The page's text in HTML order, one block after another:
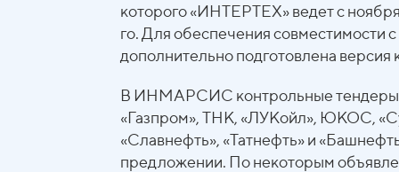
которого «ИНТЕРТЕХ» ведет с
го. Для обеспечения совместимости
дополнительно подготовлена
В ИНМАРСИС контрольные тендеры
«Газпром», ТНК, «ЛУКойл», ЮКОС,
«Славнефть», «Татнефть» и
предложении. По некоторым